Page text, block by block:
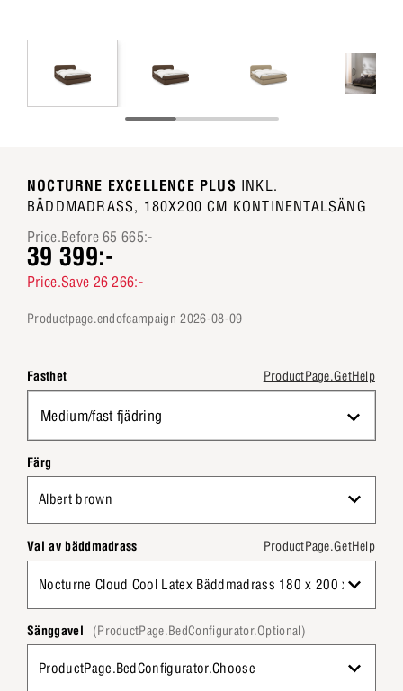
NOCTURNE EXCELLENCE PLUS INKL.
BÄDDMADRASS, 180X200 CM KONTINENTALSÄNG
Price.Before 65 665:-
39 399:-
Price.Save 26 266:-
productpage.endofcampaign 2026-08-09
Fasthet ProductPage.GetHelp
Medium/fast fjädring
Färg
Albert brown
Val av bäddmadrass ProductPage.GetHelp
Nocturne Cloud Cool Latex Bäddmadrass 180 x 200 x 8 cm
Sänggavel (ProductPage.BedConfigurator.Optional)
ProductPage.BedConfigurator.Choose